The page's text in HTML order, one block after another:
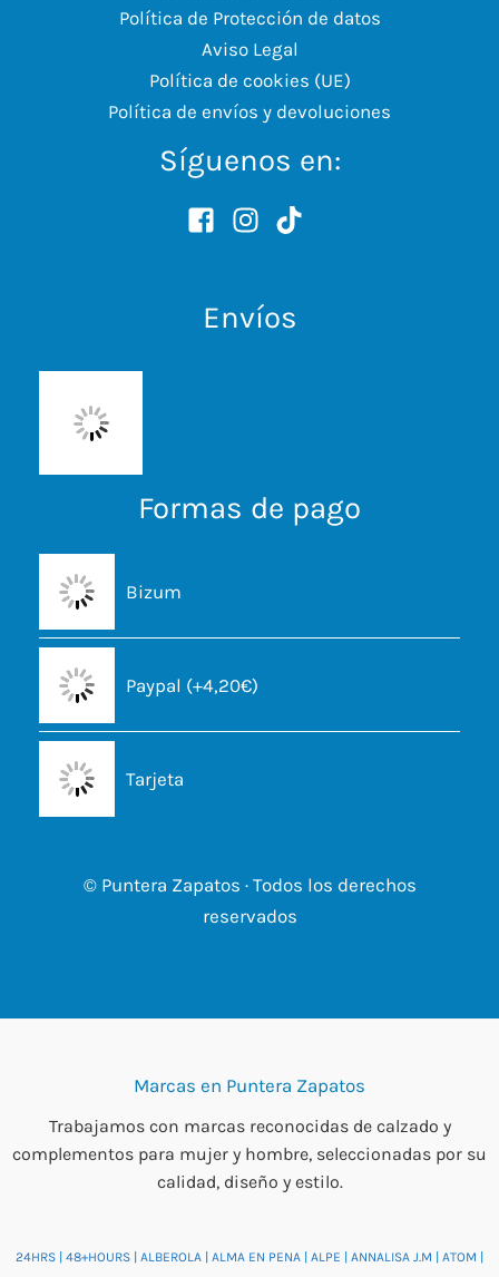
Política de Protección de datos
Aviso Legal
Política de cookies (UE)
Política de envíos y devoluciones
Síguenos en:
Envíos
Formas de pago
Bizum
Paypal (+4,20€)
Tarjeta
© Puntera Zapatos · Todos los derechos
reservados
Marcas en Puntera Zapatos
Trabajamos con marcas reconocidas de calzado y
complementos para mujer y hombre, seleccionadas por su
calidad, diseño y estilo.
24HRS | 48+HOURS | ALBEROLA | ALMA EN PENA | ALPE | ANNALISA J.M | ATOM |